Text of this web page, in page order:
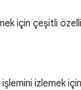
için çeşitli
izlemek